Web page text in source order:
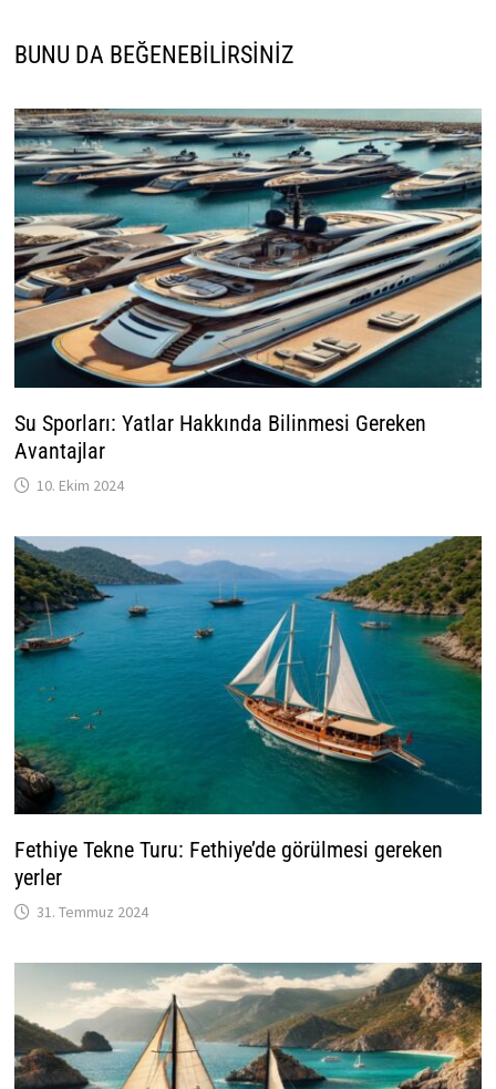
BUNU DA BEĞENEBILIRSINIZ
Su Sporları: Yatlar Hakkında Bilinmesi Gereken
Avantajlar
10. Ekim 2024
Fethiye Tekne Turu: Fethiye’de görülmesi gereken
yerler
31. Temmuz 2024